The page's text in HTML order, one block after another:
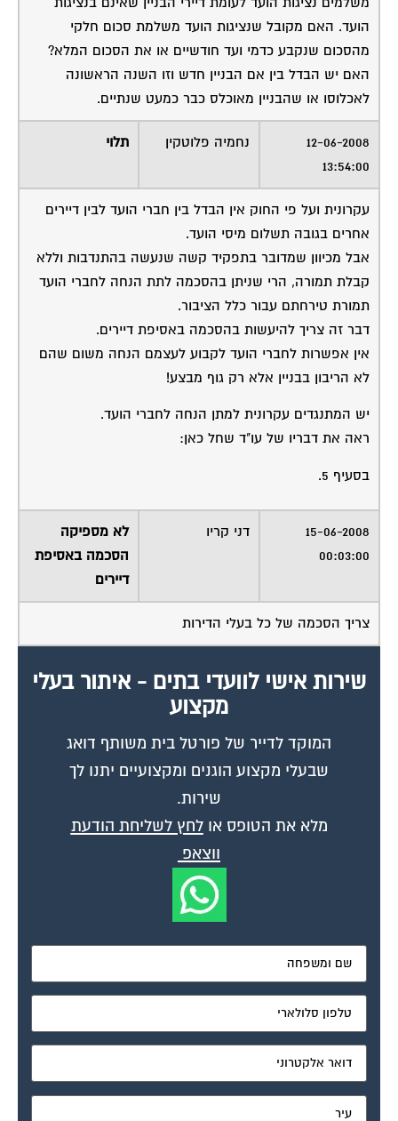
הועד. האם מקובל שנציגות הועד משלמת סכום חלקי
מהסכום שנקבע כדמי ועד חודשיים או את הסכום המלא?
האם יש הבדל בין אם הבניין חדש וזו השנה הראשונה
לאכלוסו או שהבניין מאוכלס כבר כמעט שנתיים.
12-06-2008
13:54:00
נחמיה פלוטקין תלוי
עקרונית ועל פי החוק אין הבדל בין חברי הועד לבין דיירים
אחרים בגובה תשלום מיסי הועד.
אבל מכיוון שמדובר בתפקיד קשה שנעשה בהתנדבות וללא
קבלת תמורה, הרי שניתן בהסכמה לתת הנחה לחברי הועד
תמורת טירחתם עבור כלל הציבור.
דבר זה צריך להיעשות בהסכמה באסיפת דיירים.
אין אפשרות לחברי הועד לקבוע לעצמם הנחה משום שהם
לא הריבון בבניין אלא רק גוף מבצע!
יש המתנגדים עקרונית למתן הנחה לחברי הועד.
ראה את דבריו של עו"ד שחל כאן:
בסעיף 5.
15-06-2008
00:03:00
דני קריו
לא מספיקה
הסכמה באסיפת
דיירים
צריך הסכמה של כל בעלי הדירות
שירות אישי לוועדי בתים - איתור בעלי
מקצוע
המוקד לדייר של פורטל בית משותף דואג
שבעלי מקצוע הוגנים ומקצועיים יתנו לך
שירות.
מלא את הטופס אולחץ לשליחת הודעת
ווצאפ